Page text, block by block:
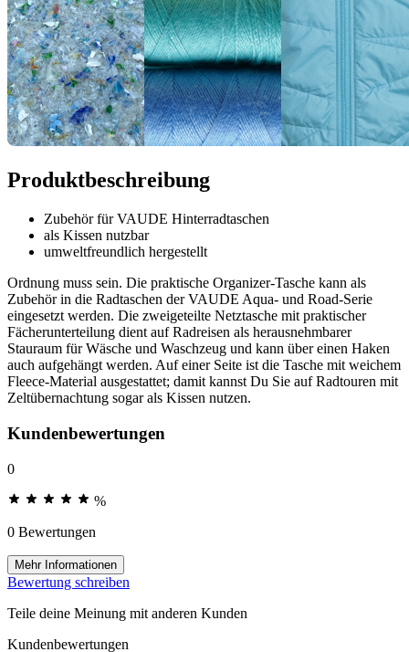
Produktbeschreibung
Zubehör für VAUDE Hinterradtaschen
als Kissen nutzbar
umweltfreundlich hergestellt
Ordnung muss sein. Die praktische Organizer-Tasche kann als
Zubehör in die Radtaschen der VAUDE Aqua- und Road-Serie
eingesetzt werden. Die zweigeteilte Netztasche mit praktischer
Fächerunterteilung dient auf Radreisen als herausnehmbarer
Stauraum für Wäsche und Waschzeug und kann über einen Haken
auch aufgehängt werden. Auf einer Seite ist die Tasche mit weichem
Fleece-Material ausgestattet; damit kannst Du Sie auf Radtouren mit
Zeltübernachtung sogar als Kissen nutzen.
Kundenbewertungen
0
%
0 Bewertungen
Mehr Informationen
Bewertung schreiben
Teile deine Meinung mit anderen Kunden
Kundenbewertungen